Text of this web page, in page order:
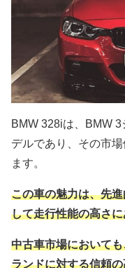
BMW 328iは、BMW
デルであり、その市
ます。
この車の魅力は、先
して走行性能の高さ
中古車市場において
ランドに対する信頼